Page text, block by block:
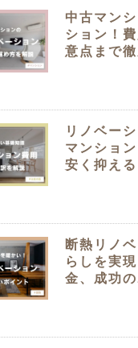
中古マン
ション！
意点まで
リノベー
マンショ
安く抑え
断熱リノ
らしを実
金、成功